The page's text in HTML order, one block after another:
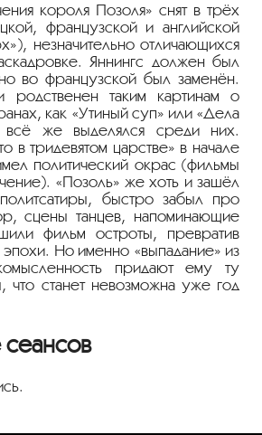
короля Позоля» снят в трёх
французской и английской
незначительно отличающихся
Яннингс должен был
во французской был заменён.
родственен таким картинам о
как «Утиный суп» или «Дела
всё же выделялся среди них.
в тридевятом царстве» в начале
политический окрас (фильмы
«Позоль» же хоть и зашёл
быстро забыл про
сцены танцев, напоминающие
фильм остроты, превратив
эпохи. Но именно «выпадание» из
придают ему ту
что станет невозможна уже год
сеансов